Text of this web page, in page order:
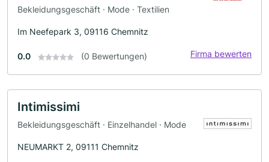
Bekleidungsgeschäft · Mode · Textilien
Im Neefepark 3, 09116 Chemnitz
0.0 (0 Bewertungen) Firma bewerten
Intimissimi
Bekleidungsgeschäft · Einzelhandel · Mode
NEUMARKT 2, 09111 Chemnitz